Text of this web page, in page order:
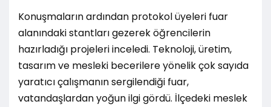
Konuşmaların ardından protokol üyeleri fuar
alanındaki stantları gezerek öğrencilerin
hazırladığı projeleri inceledi. Teknoloji, üretim,
tasarım ve mesleki becerilere yönelik çok sayıda
yaratıcı çalışmanın sergilendiği fuar,
vatandaşlardan yoğun ilgi gördü. İlçedeki meslek